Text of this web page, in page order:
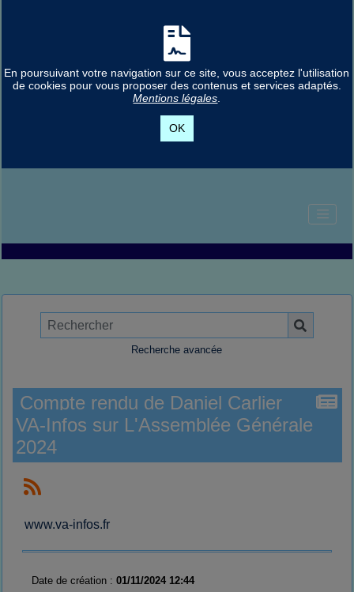
En poursuivant votre navigation sur ce site, vous acceptez l'utilisation
de cookies pour vous proposer des contenus et services adaptés.
Mentions légales
OK
Recherche avancée
Compte rendu de Daniel Carlier
VA-Infos sur L'Assemblée Générale
2024
www.va-infos.fr
Date de création :01/11/2024 12:44